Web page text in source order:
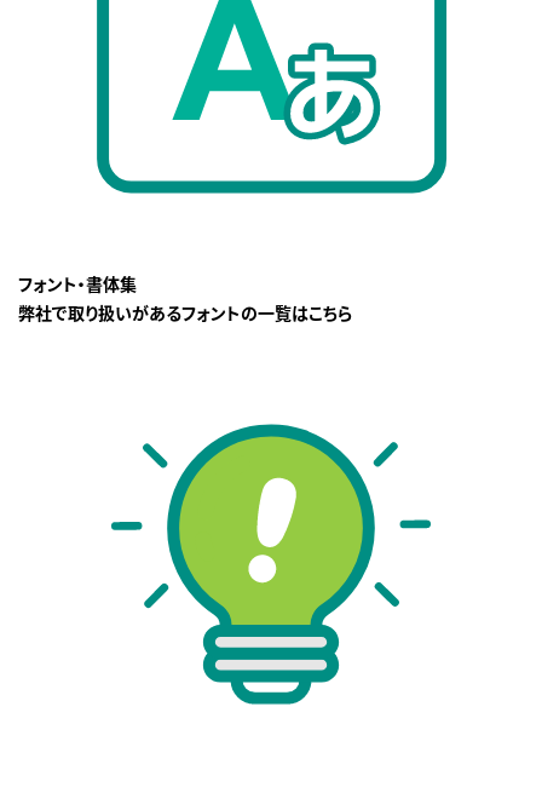
フォント・書体集
弊社で取り扱いがあるフォントの一覧はこちら